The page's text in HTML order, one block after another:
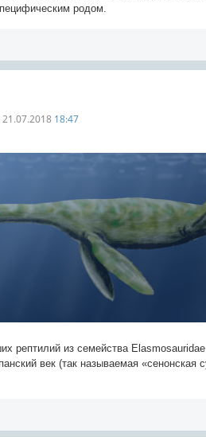
родом.
21.07.2018 18:47
рептилий из семейства
век (так называемая «сенонская